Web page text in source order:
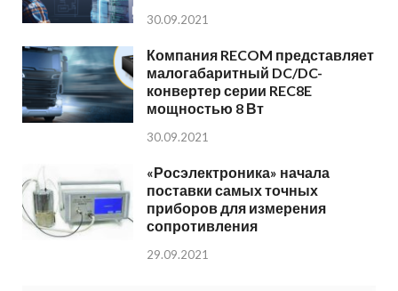
30.09.2021
Компания RECOM представляет
малогабаритный DC/DC-
конвертер серии REC8E
мощностью 8 Вт
30.09.2021
«Росэлектроника» начала
поставки самых точных
приборов для измерения
сопротивления
29.09.2021